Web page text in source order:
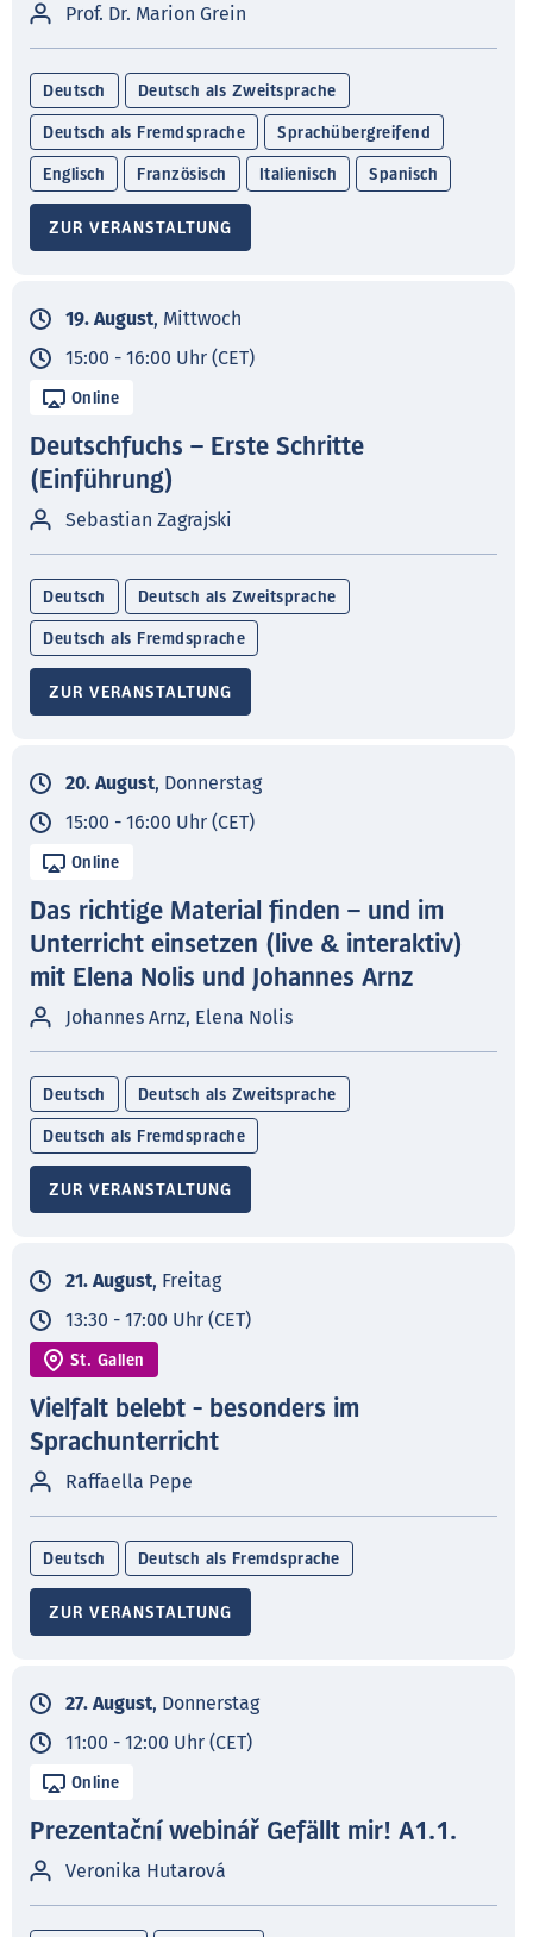
Prof. Dr. Marion Grein
Deutsch Deutsch als Zweitsprache
Deutsch als Fremdsprache Sprachübergreifend
Englisch Französisch Italienisch Spanisch
ZUR VERANSTALTUNG
19. August, Mittwoch
15:00 - 16:00 Uhr (CET)
Online
Deutschfuchs – Erste Schritte
(Einführung)
Sebastian Zagrajski
Deutsch Deutsch als Zweitsprache
Deutsch als Fremdsprache
ZUR VERANSTALTUNG
20. August, Donnerstag
15:00 - 16:00 Uhr (CET)
Online
Das richtige Material finden – und im
Unterricht einsetzen (live & interaktiv)
mit Elena Nolis und Johannes Arnz
Johannes Arnz, Elena Nolis
Deutsch Deutsch als Zweitsprache
Deutsch als Fremdsprache
ZUR VERANSTALTUNG
21. August, Freitag
13:30 - 17:00 Uhr (CET)
St. Gallen
Vielfalt belebt - besonders im
Sprachunterricht
Raffaella Pepe
Deutsch Deutsch als Fremdsprache
ZUR VERANSTALTUNG
27. August, Donnerstag
11:00 - 12:00 Uhr (CET)
Online
Prezentační webinář Gefällt mir! A1.1.
Veronika Hutarová